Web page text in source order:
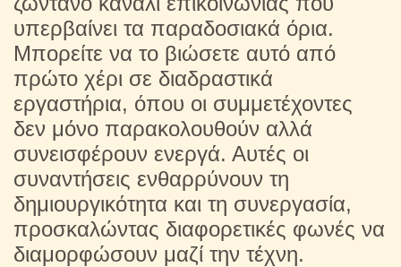
υπερβαίνει τα παραδοσιακά όρια.
Μπορείτε να το βιώσετε αυτό από
πρώτο χέρι σε διαδραστικά
εργαστήρια, όπου οι συμμετέχοντες
δεν μόνο παρακολουθούν αλλά
συνεισφέρουν ενεργά. Αυτές οι
συναντήσεις ενθαρρύνουν τη
δημιουργικότητα και τη συνεργασία,
προσκαλώντας διαφορετικές φωνές να
διαμορφώσουν μαζί την τέχνη.